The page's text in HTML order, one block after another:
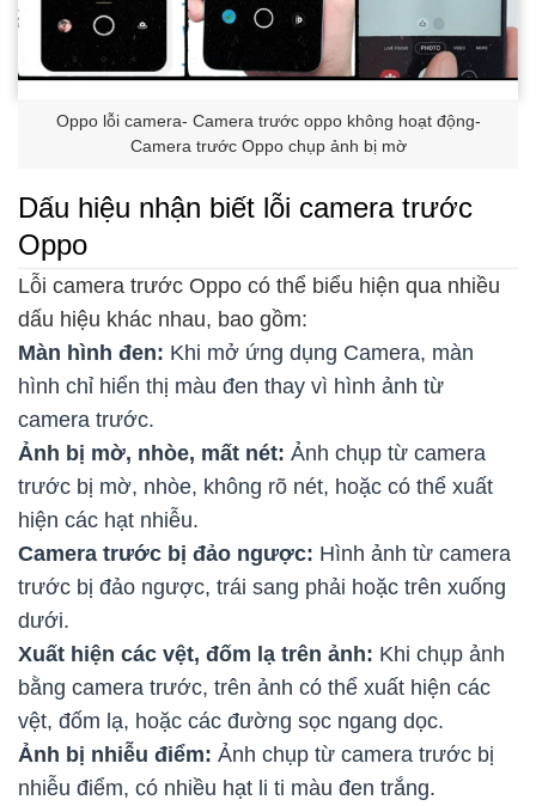
Oppo lỗi camera- Camera trước oppo không hoạt động-
Camera trước Oppo chụp ảnh bị mờ
Dấu hiệu nhận biết lỗi camera trước
Oppo
Lỗi camera trước Oppo có thể biểu hiện qua nhiều
dấu hiệu khác nhau, bao gồm:
Màn hình đen: Khi mở ứng dụng Camera, màn
hình chỉ hiển thị màu đen thay vì hình ảnh từ
camera trước.
Ảnh bị mờ, nhòe, mất nét: Ảnh chụp từ camera
trước bị mờ, nhòe, không rõ nét, hoặc có thể xuất
hiện các hạt nhiễu.
Camera trước bị đảo ngược: Hình ảnh từ camera
trước bị đảo ngược, trái sang phải hoặc trên xuống
dưới.
Xuất hiện các vệt, đốm lạ trên ảnh: Khi chụp ảnh
bằng camera trước, trên ảnh có thể xuất hiện các
vệt, đốm lạ, hoặc các đường sọc ngang dọc.
Ảnh bị nhiễu điểm: Ảnh chụp từ camera trước bị
nhiễu điểm, có nhiều hạt li ti màu đen trắng.